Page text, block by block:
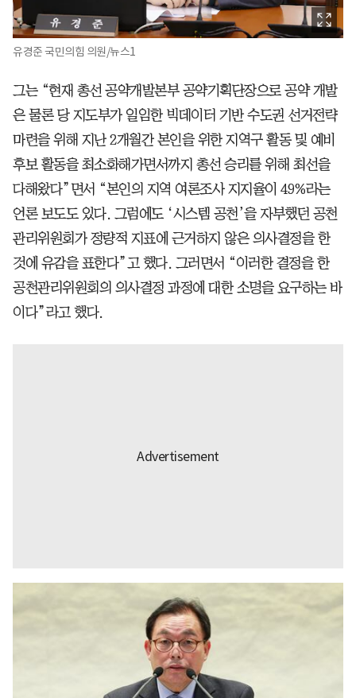
유경준 국민의힘 의원/뉴스1
그는 “현재 총선 공약개발본부 공약기획단장으로 공약 개발
은 물론 당 지도부가 일임한 빅데이터 기반 수도권 선거전략
마련을 위해 지난 2개월간 본인을 위한 지역구 활동 및 예비
후보 활동을 최소화해가면서까지 총선 승리를 위해 최선을
다해왔다”면서 “본인의 지역 여론조사 지지율이 49%라는
언론 보도도 있다. 그럼에도 ‘시스템 공천’을 자부했던 공천
관리위원회가 정량적 지표에 근거하지 않은 의사결정을 한
것에 유감을 표한다”고 했다. 그러면서 “이러한 결정을 한
공천관리위원회의 의사결정 과정에 대한 소명을 요구하는 바
이다”라고 했다.